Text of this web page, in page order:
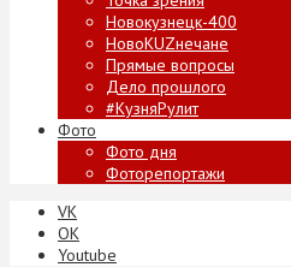
Новокузнецк-400
НовоKUZнечане
Прямые вопросы
Дело прошлого
#КузняРулит
Фото
Фото дня
Фоторепортажи
VK
ОК
Youtube